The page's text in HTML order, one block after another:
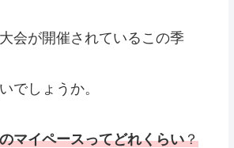
会が開催されているこの季
しょうか。
マイペースってどれくらい？